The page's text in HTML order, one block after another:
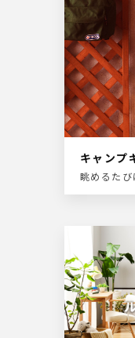
キャンプ
眺めるたび